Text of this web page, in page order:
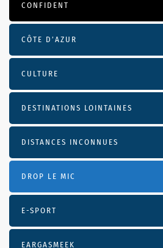
CONFIDENT
CÔTE D’AZUR
CULTURE
DESTINATIONS LOINTAINES
DISTANCES INCONNUES
DROP LE MIC
E-SPORT
EARGASMEEK